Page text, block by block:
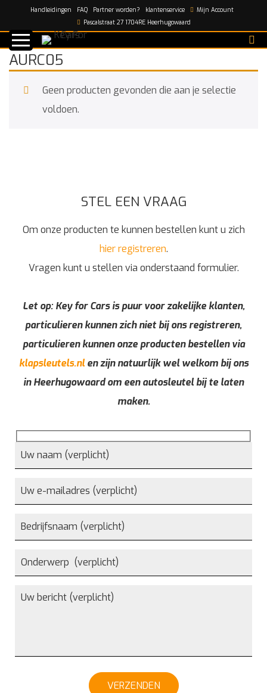
Handleidingen FAQ Partner worden? klantenservice
Mijn Account
Pascalstraat 27 1704RE Heerhugowaard
Home/AURC05
AURC05
Geen producten gevonden die aan je selectie
voldoen.
STEL EEN VRAAG
Om onze producten te kunnen bestellen kunt u zich
hier registreren.
Vragen kunt u stellen via onderstaand formulier.
Let op: Key for Cars is puur voor zakelijke klanten,
particulieren kunnen zich niet bij ons registreren,
particulieren kunnen onze producten bestellen via
klapsleutels.nlen zijn natuurlijk wel welkom bij ons
in Heerhugowaard om een autosleutel bij te laten
maken.
VERZENDEN